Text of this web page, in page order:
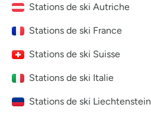
Stations de ski Autriche
Stations de ski France
Stations de ski Suisse
Stations de ski Italie
Stations de ski Liechtenstein